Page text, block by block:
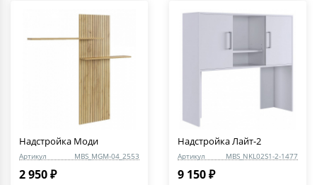
Надстройка Моди
Артикул MBS_MGM-04_2553
2 950 ₽
Надстройка Лайт-2
Артикул MBS_NKL02S1-2-1477
9 150 ₽